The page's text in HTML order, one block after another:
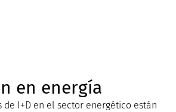
en energía
de I+D en el sector energético están